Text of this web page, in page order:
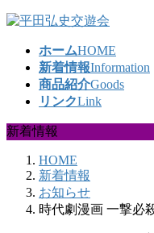
コ
ス
キ
ナ
ン
に
ホームHOME
新着情報Information
商品紹介Goods
リンクLink
新着情報
HOME
新着情報
お知らせ
時代劇漫画 一撃必